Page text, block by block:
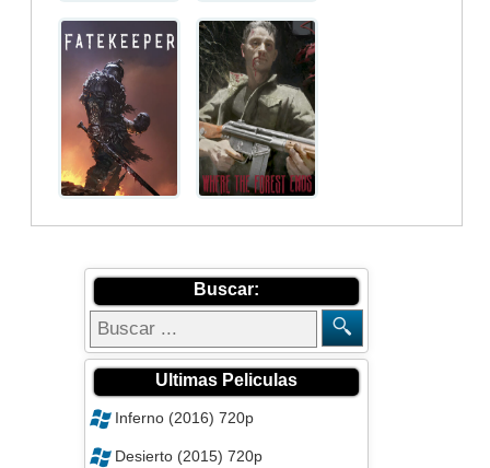
Buscar:
Ultimas Peliculas
Inferno (2016) 720p
Desierto (2015) 720p